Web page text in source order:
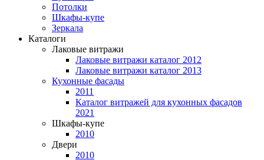
Потолки
Шкафы-купе
Зеркала
Каталоги
Лаковые витражи
Лаковые витражи каталог 2012
Лаковые витражи каталог 2013
Кухонные фасады
2011
Каталог витражей для кухонных фасадов
2021
Шкафы-купе
2010
Двери
2010